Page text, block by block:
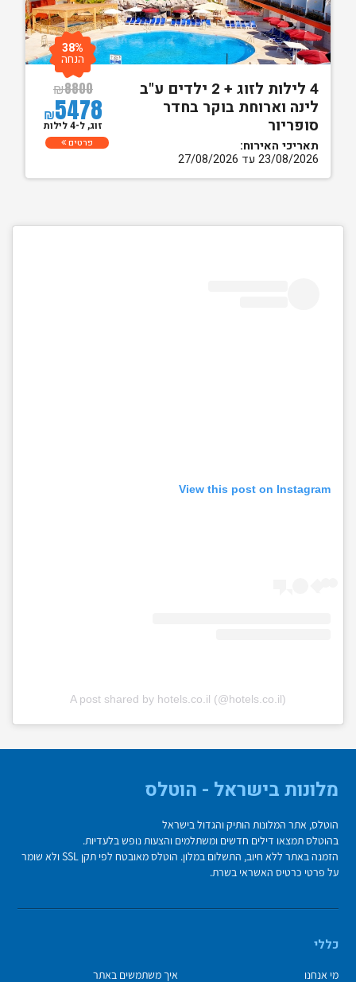
4 לילות לזוג + 2 ילדים ע"ב
לינה וארוחת בוקר בחדר
סופריור
תאריכי האירוח:
23/08/2026 עד 27/08/2026
₪8800
₪5478
38%
הנחה
זוג, ל-4 לילות
פרטים
View this post on Instagram
A post shared by hotels.co.il (@hotels.co.il)
מלונות בישראל - הוטלס
הוטלס, אתר המלונות הותיק והגדול בישראל
בהוטלס תמצאו דילים חדשים ומשתלמים והצעות נופש בלעדיות.
הזמנה באתר ללא חיוב, התשלום במלון. הוטלס מאובטח לפי תקן SSL ולא שומר
על פרטי כרטיס האשראי בשרת.
כללי
מי אנחנו
איך משתמשים באתר